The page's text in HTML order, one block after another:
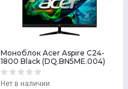
Моноблок Acer Aspire C24-
1800 Black (DQ.BN5ME.004)
Нет в наличии